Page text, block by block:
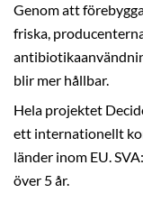
Genom att
friska,
blir mer hållbar.
Hela projektet
ett internationellt
länder inom EU.
över 5 år.